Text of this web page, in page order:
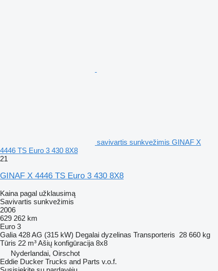
savivartis sunkvežimis GINAF X
4446 TS Euro 3 430 8X8
21
GINAF X 4446 TS Euro 3 430 8X8
Kaina pagal užklausimą
Savivartis sunkvežimis
2006
629 262 km
Euro 3
Galia 428 AG (315 kW) Degalai dyzelinas Transporteris 28 660 kg
Tūris 22 m³Ašių konfigūracija 8x8
Nyderlandai, Oirschot
Eddie Ducker Trucks and Parts v.o.f.